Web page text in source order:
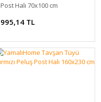
Post Halı 70x100 cm
995,14 TL